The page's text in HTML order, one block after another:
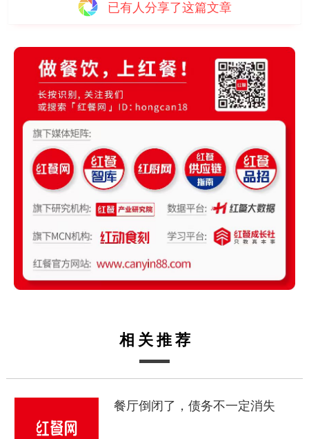
已有人分享了这篇文章
相关推荐
餐厅倒闭了，债务不一定消失